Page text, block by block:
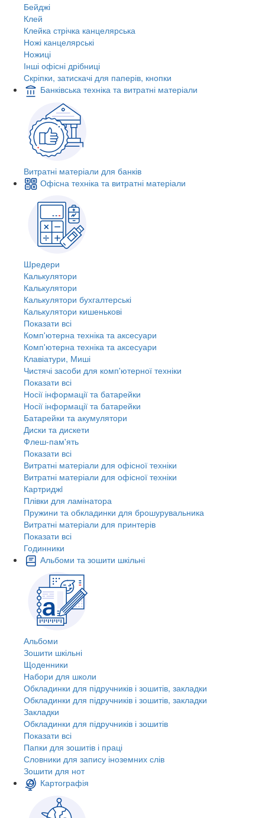
Бейджі
Клей
Клейка стрічка канцелярська
Ножі канцелярські
Ножиці
Інші офісні дрібниці
Скріпки, затискачі для паперів, кнопки
Банківська техніка та витратні матеріали
Витратні матеріали для банків
Офісна техніка та витратні матеріали
Шредери
Калькулятори
Калькулятори
Калькулятори бухгалтерські
Калькулятори кишенькові
Показати всі
Комп'ютерна техніка та аксесуари
Комп'ютерна техніка та аксесуари
Клавіатури, Миші
Чистячі засоби для комп'ютерної техніки
Показати всі
Носії інформації та батарейки
Носії інформації та батарейки
Батарейки та акумулятори
Диски та дискети
Флеш-пам'ять
Показати всі
Витратні матеріали для офісної техніки
Витратні матеріали для офісної техніки
Картриджi
Плівки для ламінатора
Пружини та обкладинки для брошурувальника
Витратні матеріали для принтерів
Показати всі
Годинники
Альбоми та зошити шкільні
Альбоми
Зошити шкільні
Щоденники
Набори для школи
Обкладинки для підручників і зошитів, закладки
Обкладинки для підручників і зошитів, закладки
Закладки
Обкладинки для підручників і зошитів
Показати всі
Папки для зошитів і праці
Словники для запису іноземних слів
Зошити для нот
Картографія